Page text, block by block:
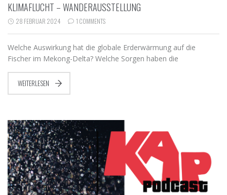
KLIMAFLUCHT – WANDERAUSSTELLUNG
28 FEBRUAR 2024 1 COMMENTS
Welche Auswirkung hat die globale Erderwärmung auf die
Fischer im Mekong-Delta? Welche Sorgen haben die
WEITERLESEN